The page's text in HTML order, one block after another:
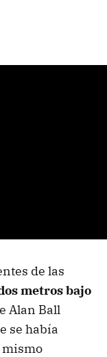
de las
metros bajo
Alan Ball
se había
mismo